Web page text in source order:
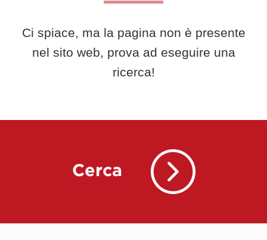
Ci spiace, ma la pagina non è presente
nel sito web, prova ad eseguire una
ricerca!
Cerca